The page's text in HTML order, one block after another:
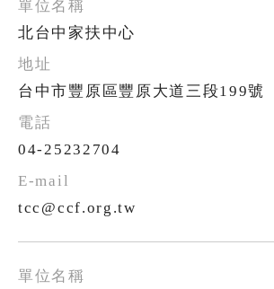
北台中家扶中心
台中市豐原區豐原大道三段199號
04-25232704
tcc@ccf.org.tw